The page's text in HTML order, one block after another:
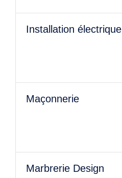
Installation électrique
Maçonnerie
Marbrerie Design